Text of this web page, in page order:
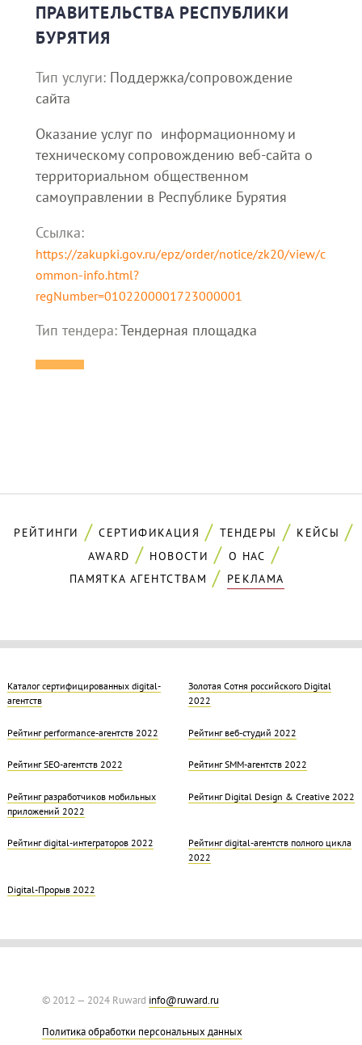
ПРАВИТЕЛЬСТВА РЕСПУБЛИКИ
БУРЯТИЯ
Тип услуги: Поддержка/сопровождение
сайта
Оказание услуг по информационному и
техническому сопровождению веб-сайта о
территориальном общественном
самоуправлении в Республике Бурятия
Ссылка:
https://zakupki.gov.ru/epz/order/notice/zk20/view/c
ommon-info.html?
regNumber=0102200001723000001
Тип тендера:Тендерная площадка
РЕЙТИНГИ СЕРТИФИКАЦИЯ ТЕНДЕРЫ
КЕЙСЫ
AWARD
НОВОСТИ
О НАС
ПАМЯТКА АГЕНТСТВАМ
РЕКЛАМА
Каталог сертифицированных digital-
агентств
Золотая Cотня российского Digital
2022
Рейтинг performance-агентств 2022 Рейтинг веб-студий 2022
Рейтинг SEO-агентств 2022 Рейтинг SMM-агентств 2022
Рейтинг разработчиков мобильных
приложений 2022
Рейтинг Digital Design & Creative 2022
Рейтинг digital-интеграторов 2022
Рейтинг digital-агентств полного цикла
2022
Digital-Прорыв 2022
© 2012 — 2024 Ruward info@ruward.ru
Политика обработки персональных данных